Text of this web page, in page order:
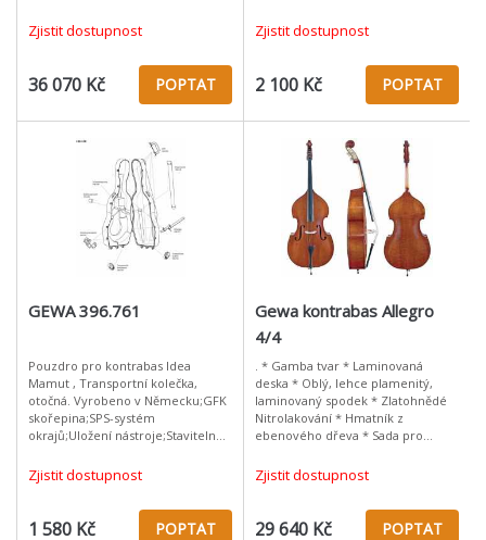
mechanikaTmavě červeno/hnědý
lakvčetně komponentů (struny, ko
Zjistit dostupnost
36 070 Kč POPTAT
příslušenství, vak na
smyčec;Kolečka pro snadný trans
Zjistit dostupnost
2 100 Kč POPTAT
GEWA 396.761
Pouzdro pro kontrabas Idea
Mamut , Transportní kolečka,
otočná. Vyrobeno v Německu;GFK
skořepina;SPS-systém
okrajů;Uložení nástroje;Stavitelné
příslušenství, vak na
smyčec;Kolečka pro snadný
Zjistit dostupnost
1 580 Kč POPTAT
Gewa kontrabas Allegro
4/4
. * Gamba tvar * Laminovaná
deska * Oblý, lehce plamenitý,
laminovaný spodek * Zlatohnědé
Nitrolakování * Hmatník z
ebenového dřeva * Sada pro
výrobce
Zjistit dostupnost
29 640 Kč POPTAT